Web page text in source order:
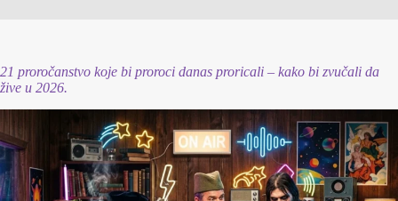
21 proročanstvo koje bi proroci danas proricali – kako bi zvučali da
žive u 2026.